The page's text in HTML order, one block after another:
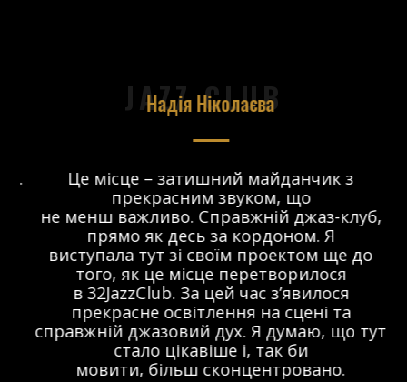
JAZZ CLUB
Надія Ніколаєва
Це місце – затишний майданчик з
прекрасним звуком, що
не менш важливо. Справжній джаз-клуб,
прямо як десь за кордоном. Я
виступала тут зі своїм проектом ще до
того, як це місце перетворилося
в 32JazzClub. За цей час з’явилося
прекрасне освітлення на сцені та
справжній джазовий дух. Я думаю, що тут
стало цікавіше і, так би
мовити, більш сконцентровано.